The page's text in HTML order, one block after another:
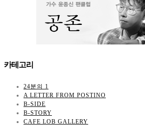
카테고리
24분의 1
A LETTER FROM POSTINO
B-SIDE
B-STORY
CAFE LOB GALLERY